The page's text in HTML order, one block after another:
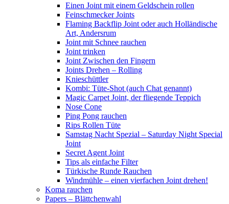
Einen Joint mit einem Geldschein rollen
Feinschmecker Joints
Flaming Backflip Joint oder auch Holländische
Art, Andersrum
Joint mit Schnee rauchen
Joint trinken
Joint Zwischen den Fingern
Joints Drehen – Rolling
Knieschüttler
Kombi: Tüte-Shot (auch Chat genannt)
Magic Carpet Joint, der fliegende Teppich
Nose Cone
Ping Pong rauchen
Rips Rollen Tüte
Samstag Nacht Spezial – Saturday Night Special
Joint
Secret Agent Joint
Tips als einfache Filter
Türkische Runde Rauchen
Windmühle – einen vierfachen Joint drehen!
Koma rauchen
Papers – Blättchenwahl